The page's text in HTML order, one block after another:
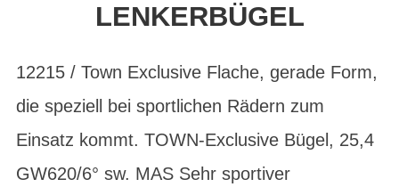
LENKERBÜGEL
12215 / Town Exclusive Flache, gerade Form,
die speziell bei sportlichen Rädern zum
Einsatz kommt. TOWN-Exclusive Bügel, 25,4
GW620/6° sw. MAS Sehr sportiver